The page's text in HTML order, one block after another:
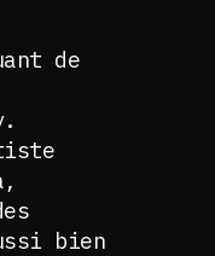
de
bien